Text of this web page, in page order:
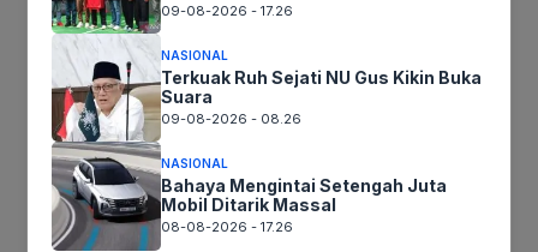
Nama
Surel
Situs
web
09-08-2026 - 17.26
NASIONAL
Terkuak Ruh Sejati NU Gus Kikin Buka
Suara
09-08-2026 - 08.26
NASIONAL
Bahaya Mengintai Setengah Juta
Mobil Ditarik Massal
08-08-2026 - 17.26